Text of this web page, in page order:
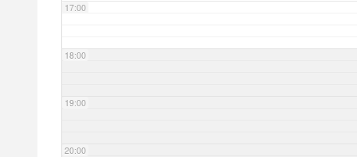
17:00
18:00
19:00
20:00